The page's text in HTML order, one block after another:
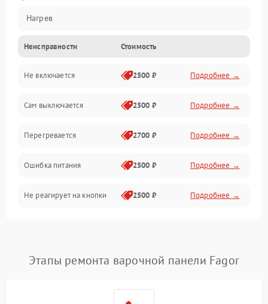
Нагрев
Неисправности Стоимость
Не включается 2500 ₽ Подробнее →
Сам выключается 2500 ₽ Подробнее →
Перегревается 2700 ₽ Подробнее →
Ошибка питания 2500 ₽ Подробнее →
Не реагирует на кнопки 2500 ₽ Подробнее →
Этапы ремонта варочной панели Fagor